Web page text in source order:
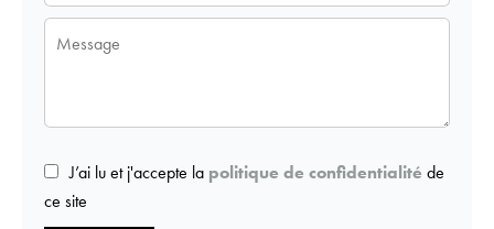
J’ai lu et j'accepte la politique de confidentialité de
ce site